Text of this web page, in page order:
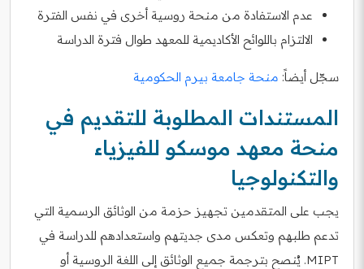
عدم الاستفادة من منحة روسية أخرى في نفس الفترة
الالتزام باللوائح الأكاديمية للمعهد طوال فترة الدراسة
سجّل أيضاً: منحة جامعة بيرم الحكومية
المستندات المطلوبة للتقديم في
منحة معهد موسكو للفيزياء
والتكنولوجيا
يجب على المتقدمين تجهيز حزمة من الوثائق الرسمية التي
تدعم طلبهم وتعكس مدى جديتهم واستعدادهم للدراسة في
MIPT. يُنصح بترجمة جميع الوثائق إلى اللغة الروسية أو